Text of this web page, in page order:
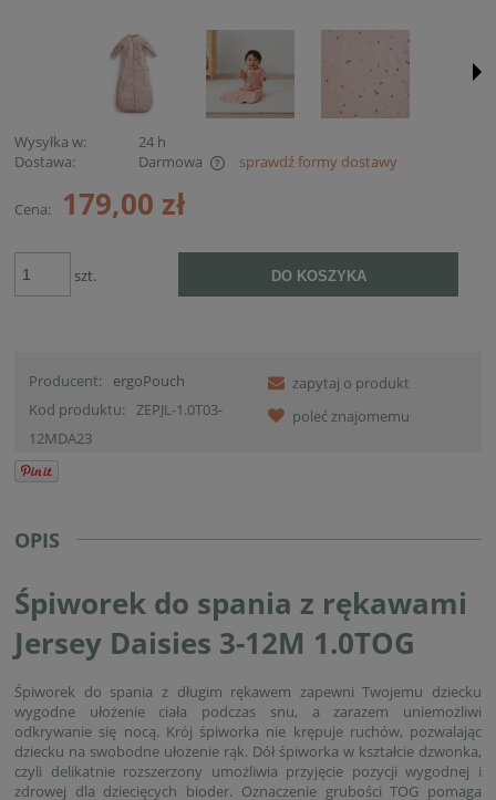
Wysyłka w:
24 h
Dostawa:
Darmowa
sprawdź formy dostawy
Cena: 179,00 zł
szt. DO KOSZYKA
Producent:
ergoPouch
Kod produktu:
ZEPJL-1.0T03-
12MDA23
zapytaj o produkt
poleć znajomemu
OPIS
Śpiworek do spania z rękawami
Jersey Daisies 3-12M 1.0TOG
Śpiworek do spania z długim rękawem zapewni Twojemu dziecku
wygodne ułożenie ciała podczas snu, a zarazem uniemożliwi
odkrywanie się nocą. Krój śpiworka nie krępuje ruchów, pozwalając
dziecku na swobodne ułożenie rąk. Dół śpiworka w kształcie dzwonka,
czyli delikatnie rozszerzony umożliwia przyjęcie pozycji wygodnej i
zdrowej dla dziecięcych bioder. Oznaczenie grubości TOG pomaga